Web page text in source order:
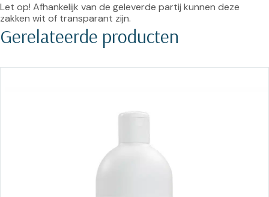
Let op! Afhankelijk van de geleverde partij kunnen deze
zakken wit of transparant zijn.
Gerelateerde producten